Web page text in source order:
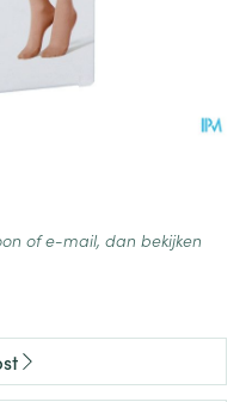
of e-mail, dan bekijken